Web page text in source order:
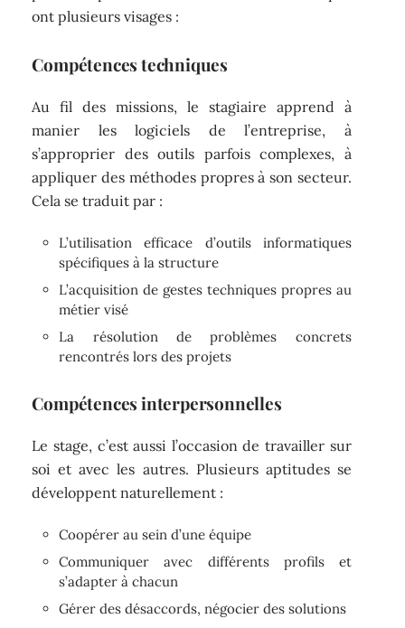
ont plusieurs visages :
Compétences techniques
Au fil des missions, le stagiaire apprend à
manier les logiciels de l’entreprise, à
s’approprier des outils parfois complexes, à
appliquer des méthodes propres à son secteur.
Cela se traduit par :
L’utilisation efficace d’outils informatiques
spécifiques à la structure
L’acquisition de gestes techniques propres au
métier visé
La résolution de problèmes concrets
rencontrés lors des projets
Compétences interpersonnelles
Le stage, c’est aussi l’occasion de travailler sur
soi et avec les autres. Plusieurs aptitudes se
développent naturellement :
Coopérer au sein d’une équipe
Communiquer avec différents profils et
s’adapter à chacun
Gérer des désaccords, négocier des solutions